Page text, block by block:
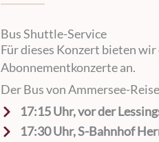
Bus Shuttle-Service
Für dieses Konzert bieten
Abonnementkonzerte an.
Der Bus von Ammersee-
17:15 Uhr, vor der
17:30 Uhr, S-Bahnhof